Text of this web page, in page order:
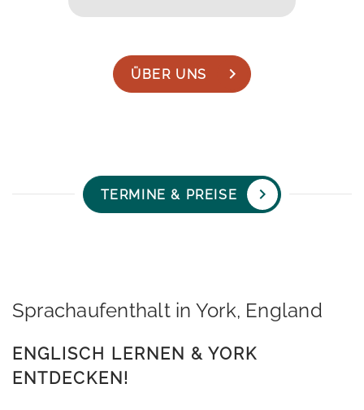
ÜBER UNS
TERMINE & PREISE
Sprachaufenthalt in York, England
ENGLISCH LERNEN & YORK
ENTDECKEN!